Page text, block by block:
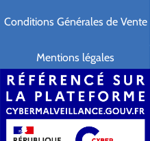
Conditions Générales de Vente
Mentions légales